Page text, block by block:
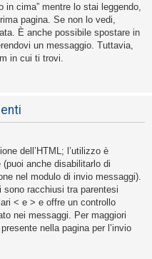
in cima” mentre lo stai leggendo,
pagina. Se non lo vedi,
È anche possibile spostare in
un messaggio. Tuttavia,
in cui ti trovi.
dell’HTML; l’utilizzo è
anche disabilitarlo di
nel modulo di invio messaggi).
sono racchiusi tra parentesi
< e > e offre un controllo
nei messaggi. Per maggiori
nella pagina per l’invio